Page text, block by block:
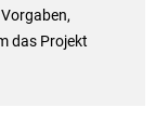
das Projekt